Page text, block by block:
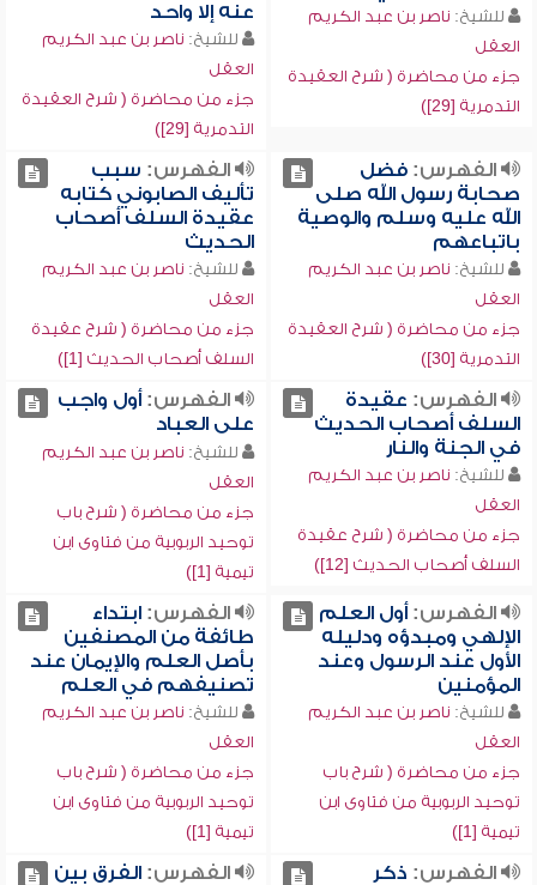
للشيخ: ناصر بن عبد الكريم
العقل
جزء من محاضرة ( شرح العقيدة
التدمرية [29])
عنه إلا واحد
للشيخ: ناصر بن عبد الكريم
العقل
جزء من محاضرة ( شرح العقيدة
التدمرية [29])
الفهرس:فضل
صحابة رسول الله صلى
الله عليه وسلم والوصية
باتباعهم
للشيخ: ناصر بن عبد الكريم
العقل
جزء من محاضرة ( شرح العقيدة
التدمرية [30])
الفهرس: سبب
تأليف الصابوني كتابه
عقيدة السلف أصحاب
الحديث
للشيخ: ناصر بن عبد الكريم
العقل
جزء من محاضرة ( شرح عقيدة
السلف أصحاب الحديث [1])
الفهرس: عقيدة
السلف أصحاب الحديث
في الجنة والنار
للشيخ: ناصر بن عبد الكريم
العقل
جزء من محاضرة ( شرح عقيدة
السلف أصحاب الحديث [12])
الفهرس:أول واجب
على العباد
للشيخ: ناصر بن عبد الكريم
العقل
جزء من محاضرة ( شرح باب
توحيد الربوبية من فتاوى ابن
تيمية [1])
الفهرس:أول العلم
الإلهي ومبدؤه ودليله
الأول عند الرسول وعند
المؤمنين
للشيخ: ناصر بن عبد الكريم
العقل
جزء من محاضرة ( شرح باب
توحيد الربوبية من فتاوى ابن
تيمية [1])
الفهرس:ابتداء
طائفة من المصنفين
بأصل العلم والإيمان عند
تصنيفهم في العلم
للشيخ: ناصر بن عبد الكريم
العقل
جزء من محاضرة ( شرح باب
توحيد الربوبية من فتاوى ابن
تيمية [1])
الفهرس: ذكر
الفهرس:الفرق بين